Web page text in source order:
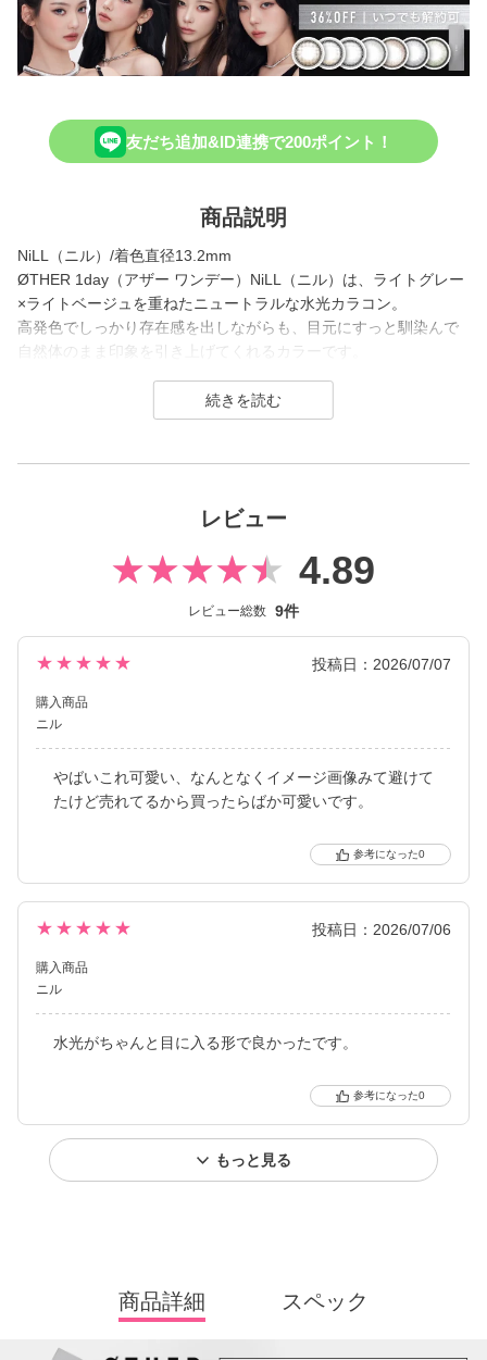
友だち追加&ID連携で200ポイント！
商品説明
NiLL（ニル）/着色直径13.2mm
ØTHER 1day（アザー ワンデー）NiLL（ニル）は、ライトグレー
×ライトベージュを重ねたニュートラルな水光カラコン。
高発色でしっかり存在感を出しながらも、目元にすっと馴染んで
自然体のまま印象を引き上げてくれるカラーです。
ØTHER 1day（アザー ワンデー）は、aespaがイメージモデルを
務める新コンタクトレンズブランド。
てが重なり合って生まれる「新-SUPER水光」
広いスタイルを楽しめるのも魅力です。
レビュー
4.89
レビュー総数 9件
★★★★★ 投稿日：2026/07/07
購入商品
ニル
やばいこれ可愛い、なんとなくイメージ画像みて避けて
たけど売れてるから買ったらばか可愛いです。
0
★★★★★ 投稿日：2026/07/06
購入商品
ニル
水光がちゃんと目に入る形で良かったです。
0
もっと見る
商品詳細 スペック